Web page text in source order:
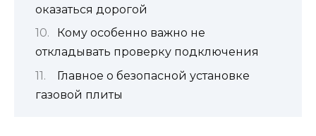
оказаться дорогой
Кому особенно важно не
откладывать проверку подключения
Главное о безопасной установке
газовой плиты